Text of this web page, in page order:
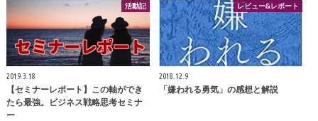
活動記
2019.3.18
【セミナーレポート】この軸ができ
たら最強。ビジネス戦略思考セミナ
ー
レビュー&レポート
2018.12.9
「嫌われる勇気」の感想と解説